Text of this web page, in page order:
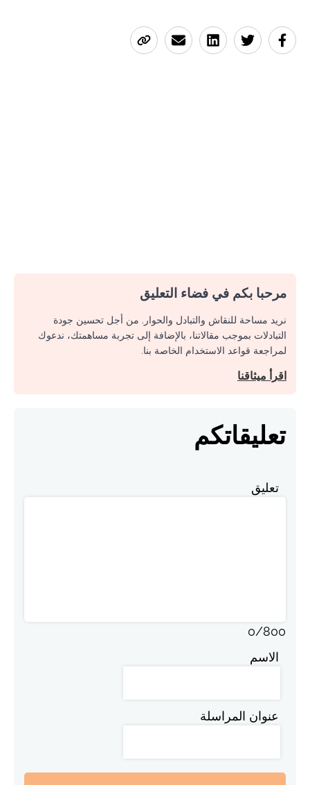
مرحبا بكم في فضاء التعليق
نريد مساحة للنقاش والتبادل والحوار. من أجل تحسين جودة
التبادلات بموجب مقالاتنا، بالإضافة إلى تجربة مساهمتك، ندعوك
لمراجعة قواعد الاستخدام الخاصة بنا.
اقرأ ميثاقنا
تعليقاتكم
تعليق
0/800
الاسم
عنوان المراسلة